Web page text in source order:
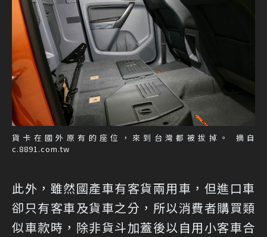
貨卡在國外原有的座位，來到台灣都被拔掉。 摘自
c.8891.com.tw
此外，雖然國產車有客貨兩用車，但進口車
卻只有客車及貨車之分，所以消費者購買類
似車款時，除非貨斗加蓋後以自用小客車合